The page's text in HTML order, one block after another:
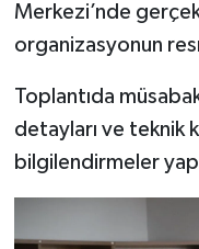
Merkezi’nde
organizasyonun
Toplantıda
detayları ve teknik
bilgilendirmeler
Yemek Tarifleri